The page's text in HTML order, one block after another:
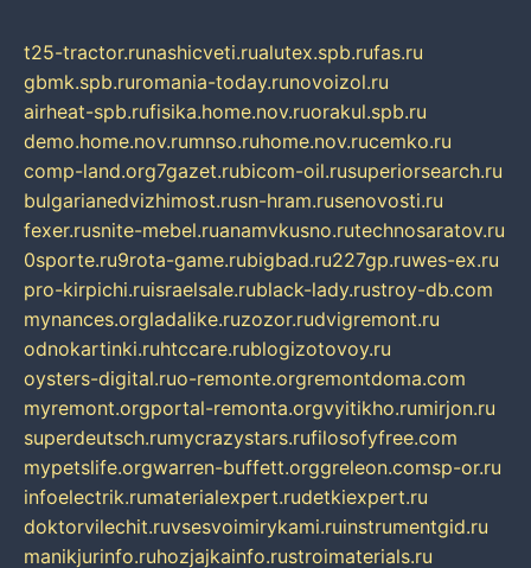
t25-tractor.runashicveti.rualutex.spb.rufas.ru
gbmk.spb.ruromania-today.runovoizol.ru
airheat-spb.rufisika.home.nov.ruorakul.spb.ru
demo.home.nov.rumnso.ruhome.nov.rucemko.ru
comp-land.org7gazet.rubicom-oil.rusuperiorsearch.ru
bulgarianedvizhimost.rusn-hram.rusenovosti.ru
fexer.rusnite-mebel.ruanamvkusno.rutechnosaratov.ru
0sporte.ru9rota-game.rubigbad.ru227gp.ruwes-ex.ru
pro-kirpichi.ruisraelsale.rublack-lady.rustroy-db.com
mynances.orgladalike.ruzozor.rudvigremont.ru
odnokartinki.ruhtccare.rublogizotovoy.ru
oysters-digital.ruo-remonte.orgremontdoma.com
myremont.orgportal-remonta.orgvyitikho.rumirjon.ru
superdeutsch.rumycrazystars.rufilosofyfree.com
mypetslife.orgwarren-buffett.orggreleon.comsp-or.ru
infoelectrik.rumaterialexpert.rudetkiexpert.ru
doktorvilechit.ruvsesvoimirykami.ruinstrumentgid.ru
manikjurinfo.ruhozjajkainfo.rustroimaterials.ru